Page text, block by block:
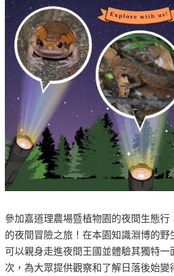
參加嘉道理農場暨植物園的夜間生態
的夜間冒險之旅！在本園知識淵博的
可以親身走進夜間王國並體驗其獨特一
次，為大眾提供觀察和了解日落後始